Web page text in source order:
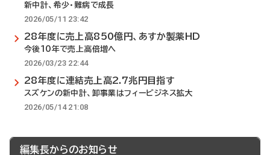
新中計、希少・難病で成長
2026/05/11 23:42
28年度に売上高850億円、あすか製薬HD
今後10年で売上高倍増へ
2026/03/23 22:44
28年度に連結売上高2.7兆円目指す
スズケンの新中計、卸事業はフィービジネス拡大
2026/05/14 21:08
編集長からのお知らせ